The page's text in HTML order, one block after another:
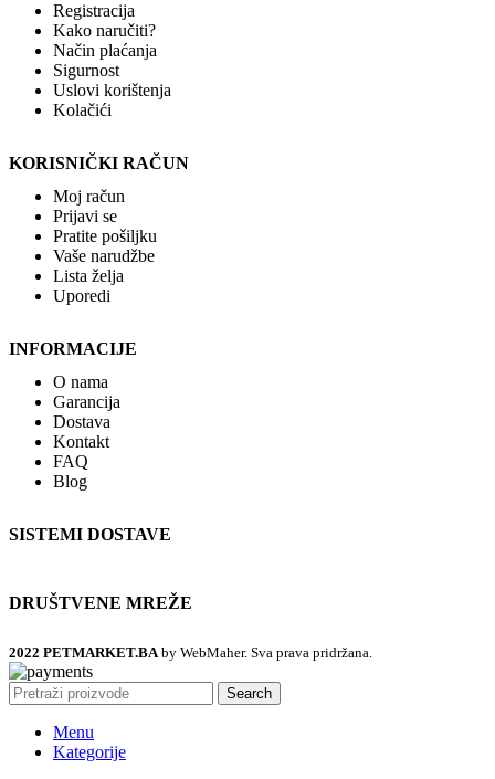
Registracija
Kako naručiti?
Način plaćanja
Sigurnost
Uslovi korištenja
Kolačići
KORISNIČKI RAČUN
Moj račun
Prijavi se
Pratite pošiljku
Vaše narudžbe
Lista želja
Uporedi
INFORMACIJE
O nama
Garancija
Dostava
Kontakt
FAQ
Blog
SISTEMI DOSTAVE
DRUŠTVENE MREŽE
2022 PETMARKET.BAby WebMaher. Sva prava pridržana.
Search
Menu
Kategorije